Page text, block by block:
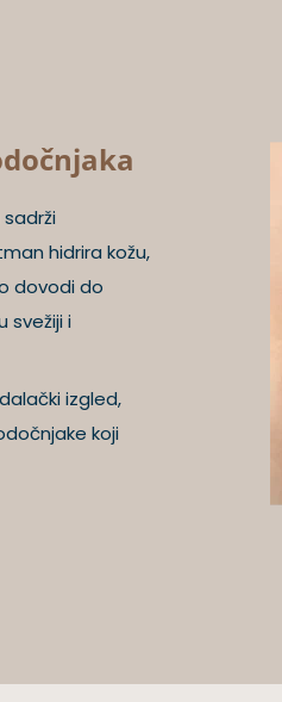
hidrira kožu,
dovodi do
svežiji i
izgled,
koji